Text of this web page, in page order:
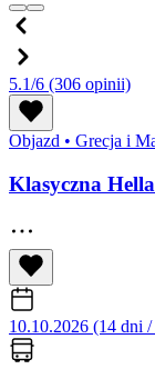
5.1/6 (306 opinii)
Objazd • Grecja i
Klasyczna
10.10.2026 (14 dni